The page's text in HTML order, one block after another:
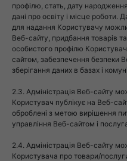
профілю, стать, дату
дані про освіту і місце роботи.
для надання Користувачу
Веб-сайту, придбання товарів
особистого профілю
сайтом, забезпечення безпеки
зберігання даних в базах і
2.3. Адміністрація Веб-сайту
Користувач публікує на Веб-
оброблені з метою вирішення
управління Веб-сайтом і
2.4. Адміністрація Веб-сайту
Користувача про товари/